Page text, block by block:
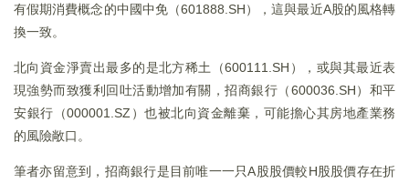
有假期消費概念的中國中免（601888.SH），這與最近A股的風格轉
換一致。
北向資金淨賣出最多的是北方稀土（600111.SH），或與其最近表
現強勢而致獲利回吐活動增加有關，招商銀行（600036.SH）和平
安銀行（000001.SZ）也被北向資金離棄，可能擔心其房地產業務
的風險敞口。
筆者亦留意到，招商銀行是目前唯一一只A股股價較H股股價存在折